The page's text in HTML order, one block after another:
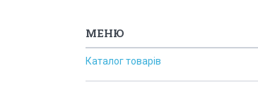
Каталог товарів